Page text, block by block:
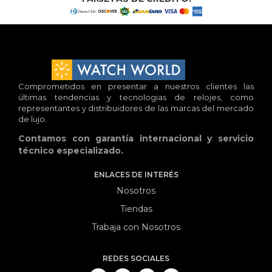
Comprometidos en presentar a nuestros clientes las
últimas tendencias y tecnologias de relojes, como
representantes y distribuidores de las marcas del mercado
de lujo.
Contamos con garantía internacional y servicio
técnico especializado.
ENLACES DE INTERÉS
Nosotros
Tiendas
Trabaja con Nosotros
REDES SOCIALES